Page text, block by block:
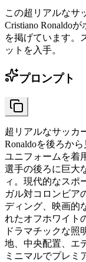
この超リアルなサ
Cristiano Ronaldo
を掲げています。
ットを入手。
プロンプト
超リアルなサッカ
Ronaldoを後ろか
ユニフォームを着
選手の後ろに巨大
ィ。現代的なスポ
ガル対コロンビア
ディング、映画的
れたオフホワイト
ドラマチックな照
地、中央配置、エ
ミニマルでプレミ